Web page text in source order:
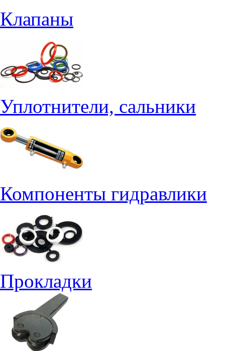
Клапаны
Уплотнители, сальники
Компоненты гидравлики
Прокладки